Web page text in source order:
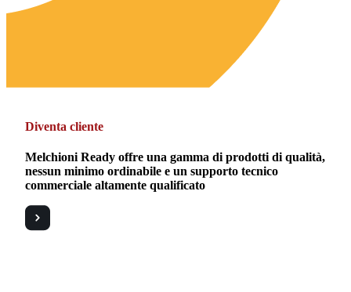
Diventa cliente
Melchioni Ready offre una gamma di prodotti di qualità,
nessun minimo ordinabile e un supporto tecnico
commerciale altamente qualificato